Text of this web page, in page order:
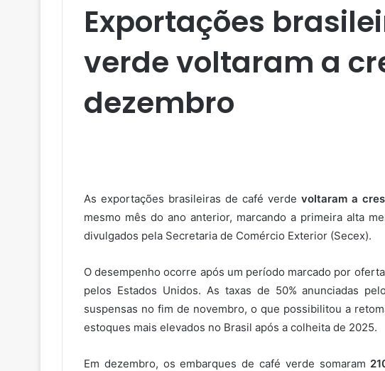
Exportações
verde voltaram a
dezembro
As exportações brasileiras de café verde voltaram a
mesmo mês do ano anterior, marcando a primeira alta
divulgados pela Secretaria de Comércio Exterior (Secex).
O desempenho ocorre após um período marcado por
pelos Estados Unidos. As taxas de 50% anunciadas
suspensas no fim de novembro, o que possibilitou a
estoques mais elevados no Brasil após a colheita de 2025.
Em dezembro, os embarques de café verde somaram